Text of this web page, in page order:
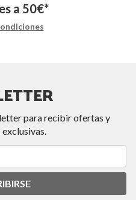
a 50€*
para recibir ofertas y